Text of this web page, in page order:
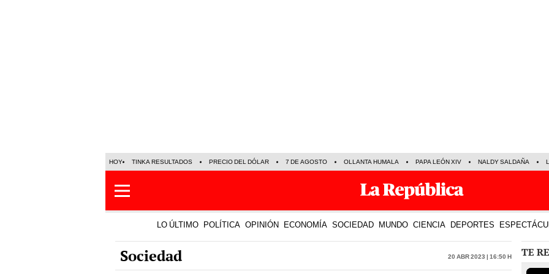
HOY TINKA RESULTADOS PRECIO DEL DÓLAR 7 DE AGOSTO OLLANTA HUMALA PAPA LEÓN XIV NALDY SALDAÑA
LO ÚLTIMO POLÍTICA OPINIÓN ECONOMÍA SOCIEDAD MUNDO CIENCIA DEPORTES
Sociedad 20 Abr 2023 | 16:50 h TE